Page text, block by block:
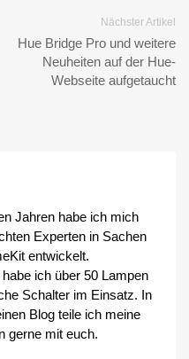
Nächster Artikel
Hue Bridge Pro und weitere
Neuheiten auf der Hue-
Webseite aufgetaucht
Jahren habe ich mich
Experten in Sachen
entwickelt.
ich über 50 Lampen
Schalter im Einsatz. In
Blog teile ich meine
gerne mit euch.